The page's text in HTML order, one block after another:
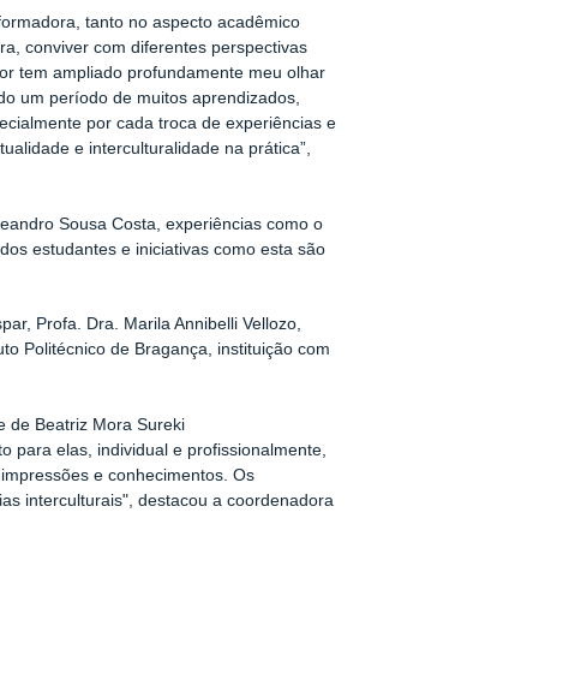
tanto no aspecto acadêmico
conviver com diferentes perspectivas
tem ampliado profundamente meu olhar
um período de muitos aprendizados,
por cada troca de experiências e
e interculturalidade na prática”,
Sousa Costa, experiências como o
estudantes e iniciativas como esta são
Profa. Dra. Marila Annibelli Vellozo,
Politécnico de Bragança, instituição com
de Beatriz Mora Sureki
para elas, individual e profissionalmente,
e conhecimentos. Os
interculturais", destacou a coordenadora